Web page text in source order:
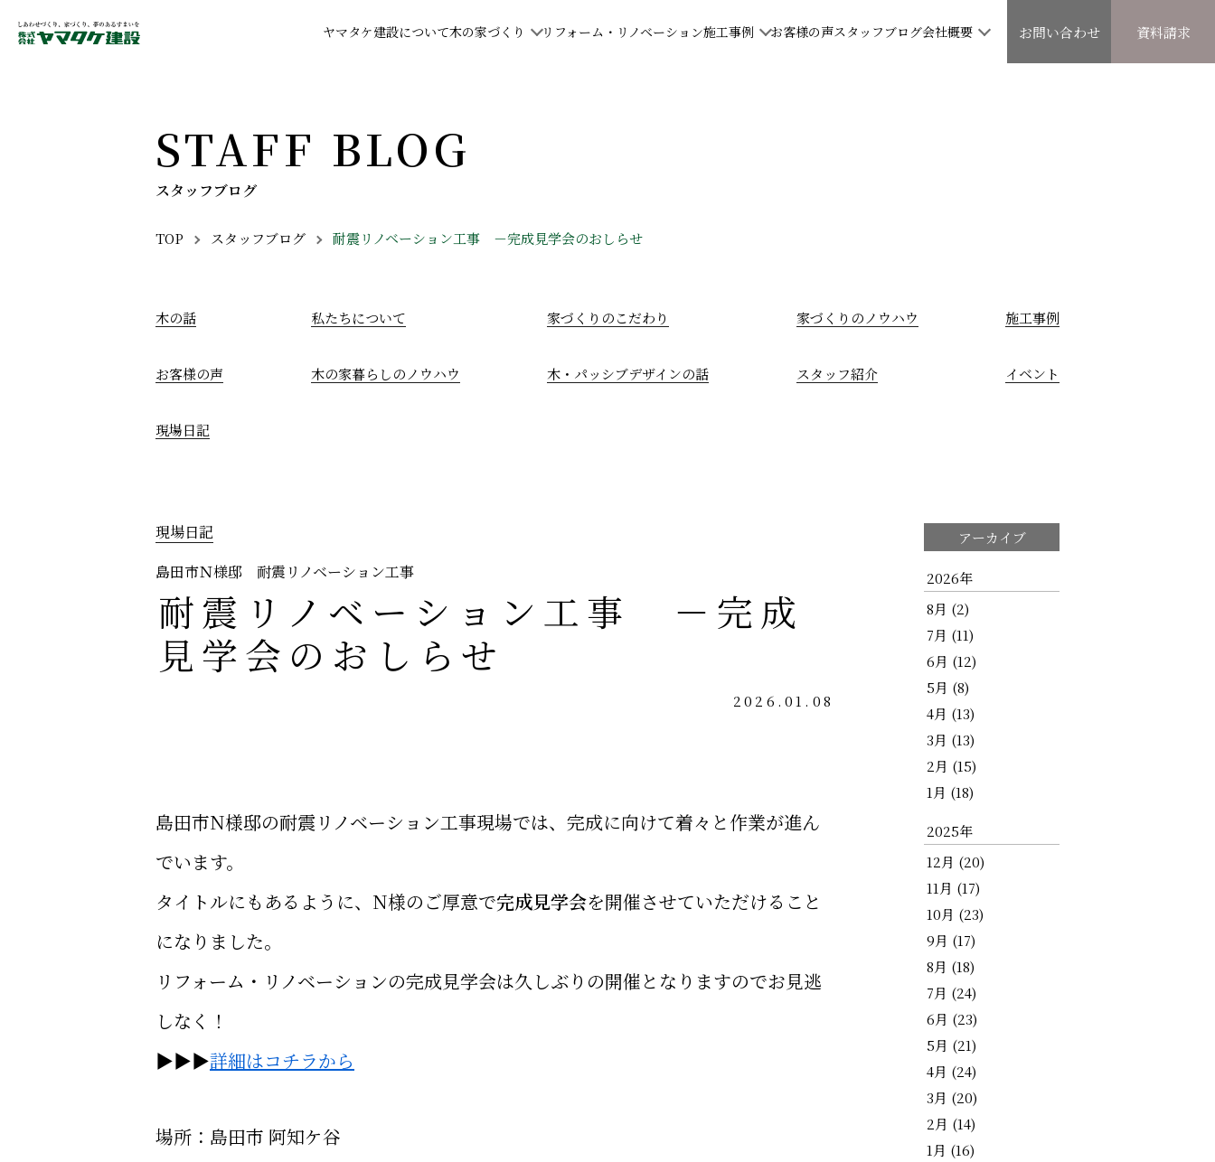
ヤマタケ建設について木の家づくり リフォーム・リノベーション施工事例 お客様の声スタッフブログ会社概要 お問い合わせ 資料請求
STAFF BLOG
スタッフブログ
TOP スタッフブログ 耐震リノベーション工事 －完成見学会のおしらせ
木の話 私たちについて 家づくりのこだわり 家づくりのノウハウ 施工事例
お客様の声 木の家暮らしのノウハウ 木・パッシブデザインの話 スタッフ紹介 イベント
現場日記
耐震リノベーション工事 －完成
見学会のおしらせ
島田市Ｎ様邸 耐震リノベーション工事
現場日記
2026.01.08
島田市N様邸の耐震リノベーション工事現場では、完成に向けて着々と作業が進ん
でいます。
タイトルにもあるように、N様のご厚意で完成見学会を開催させていただけること
になりました。
リフォーム・リノベーションの完成見学会は久しぶりの開催となりますのでお見逃
しなく！
▶▶▶詳細はコチラから
場所：島田市 阿知ケ谷
アーカイブ
2026年
8月 (2)
7月 (11)
6月 (12)
5月 (8)
4月 (13)
3月 (13)
2月 (15)
1月 (18)
2025年
12月 (20)
11月 (17)
10月 (23)
9月 (17)
8月 (18)
7月 (24)
6月 (23)
5月 (21)
4月 (24)
3月 (20)
2月 (14)
1月 (16)